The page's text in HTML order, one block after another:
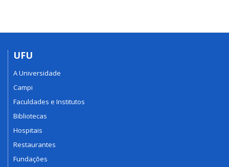
UFU
A Universidade
Campi
Faculdades e Institutos
Bibliotecas
Hospitais
Restaurantes
Fundações